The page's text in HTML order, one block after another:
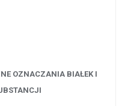
OZNACZANIA BIAŁEK I